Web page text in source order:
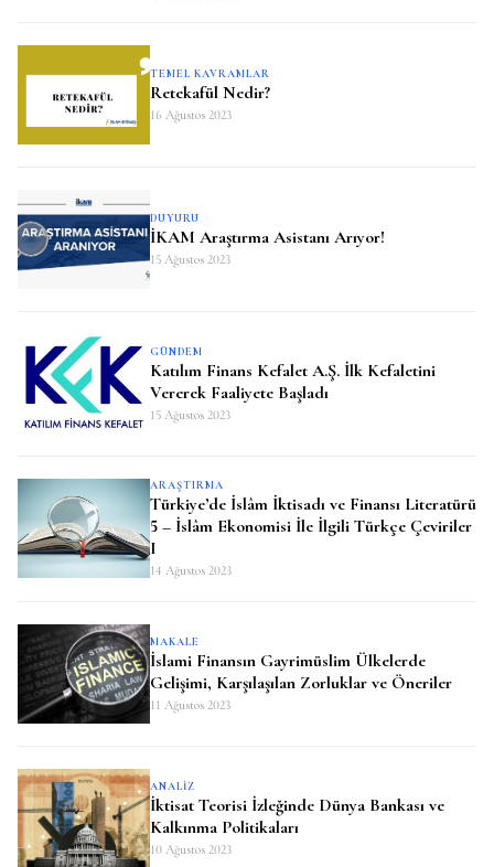
TEMEL KAVRAMLAR
Retekafül Nedir?
16 Ağustos 2023
DUYURU
İKAM Araştırma Asistanı Arıyor!
15 Ağustos 2023
GÜNDEM
Katılım Finans Kefalet A.Ş. İlk Kefaletini
Vererek Faaliyete Başladı
15 Ağustos 2023
ARAŞTIRMA
Türkiye’de İslâm İktisadı ve Finansı Literatürü
5 – İslâm Ekonomisi İle İlgili Türkçe Çeviriler
I
14 Ağustos 2023
MAKALE
İslami Finansın Gayrimüslim Ülkelerde
Gelişimi, Karşılaşılan Zorluklar ve Öneriler
11 Ağustos 2023
ANALIZ
İktisat Teorisi İzleğinde Dünya Bankası ve
Kalkınma Politikaları
10 Ağustos 2023